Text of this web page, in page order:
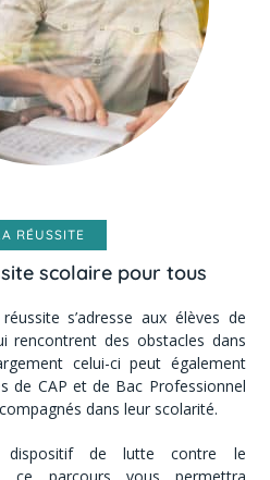
RÉUSSITE
scolaire pour tous
s’adresse aux élèves de
rencontrent des obstacles dans
celui-ci peut également
de CAP et de Bac Professionnel
dans leur scolarité.
dispositif de lutte contre le